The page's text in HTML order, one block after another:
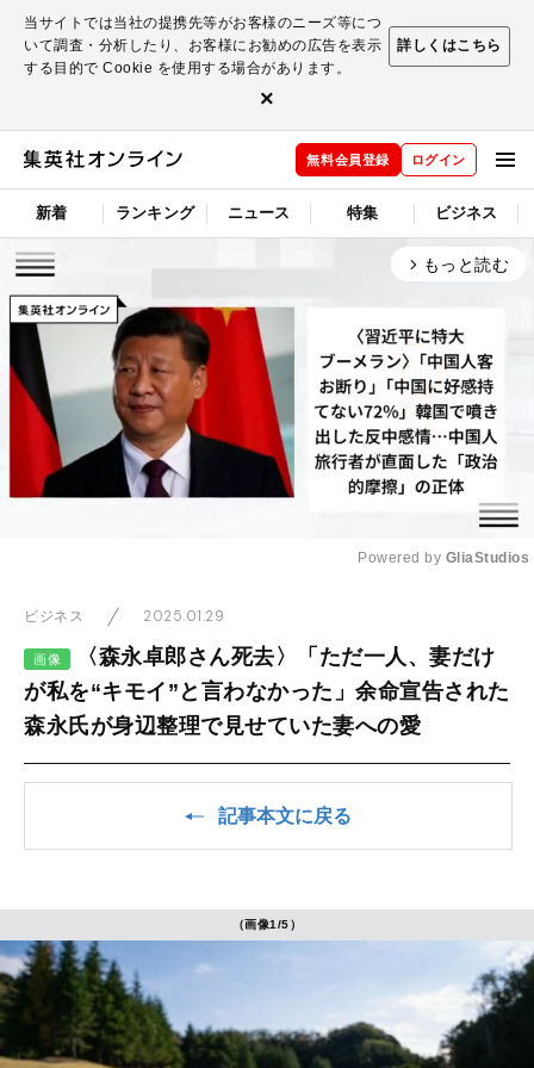
当サイトでは当社の提携先等がお客様のニーズ等につ
いて調査・分析したり、お客様にお勧めの広告を表示
する目的で Cookie を使用する場合があります。
詳しくはこちら
×
無料会員登録 ログイン
新着 ランキング ニュース 特集 ビジネス
arrow_forward_ios もっと読む
Powered by GliaStudios
ビジネス 2025.01.29
画像
〈森永卓郎さん死去〉「ただ一人、妻だけ
が私を“キモイ”と言わなかった」余命宣告された
森永氏が身辺整理で見せていた妻への愛
記事本文に戻る
（画像1/5）